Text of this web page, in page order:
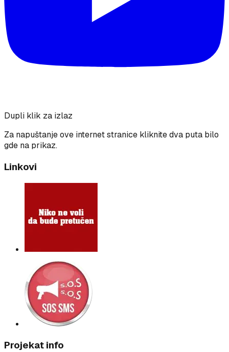
Dupli klik za izlaz
Za napuštanje ove internet stranice kliknite dva puta bilo
gde na prikaz.
Linkovi
Projekat info